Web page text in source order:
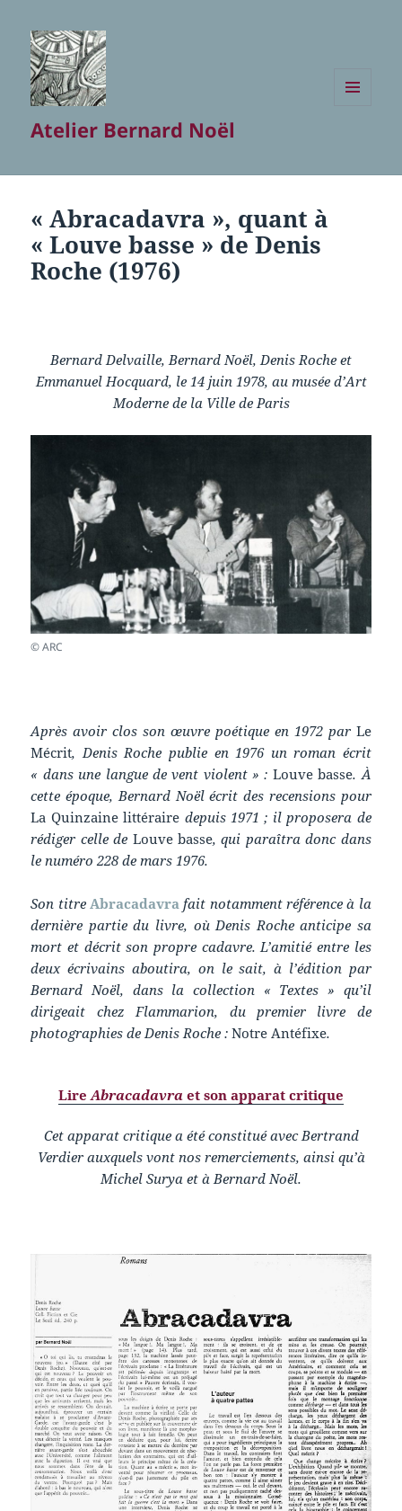
Atelier Bernard Noël
« Abracadavra », quant à
« Louve basse » de Denis
Roche (1976)
Bernard Delvaille, Bernard Noël, Denis Roche et
Emmanuel Hocquard, le 14 juin 1978, au musée d’Art
Moderne de la Ville de Paris
© ARC
Après avoir clos son œuvre poétique en 1972 par Le
Mécrit, Denis Roche publie en 1976 un roman écrit
« dans une langue de vent violent » : Louve basse. À
cette époque, Bernard Noël écrit des recensions pour
La Quinzaine littéraire depuis 1971 ; il proposera de
rédiger celle de Louve basse, qui paraîtra donc dans
le numéro 228 de mars 1976.
Son titre Abracadavra fait notamment référence à la
dernière partie du livre, où Denis Roche anticipe sa
mort et décrit son propre cadavre. L’amitié entre les
deux écrivains aboutira, on le sait, à l’édition par
Bernard Noël, dans la collection « Textes » qu’il
dirigeait chez Flammarion, du premier livre de
photographies de Denis Roche :Notre Antéfixe.
Lire Abracadavra et son apparat critique
Cet apparat critique a été constitué avec Bertrand
Verdier auxquels vont nos remerciements, ainsi qu’à
Michel Surya et à Bernard Noël.